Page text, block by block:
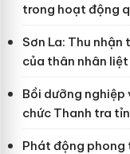
trong hoạt động
Sơn La: Thu nhận
của thân nhân liệt
Bồi dưỡng nghiệp
chức Thanh tra
Phát động phong